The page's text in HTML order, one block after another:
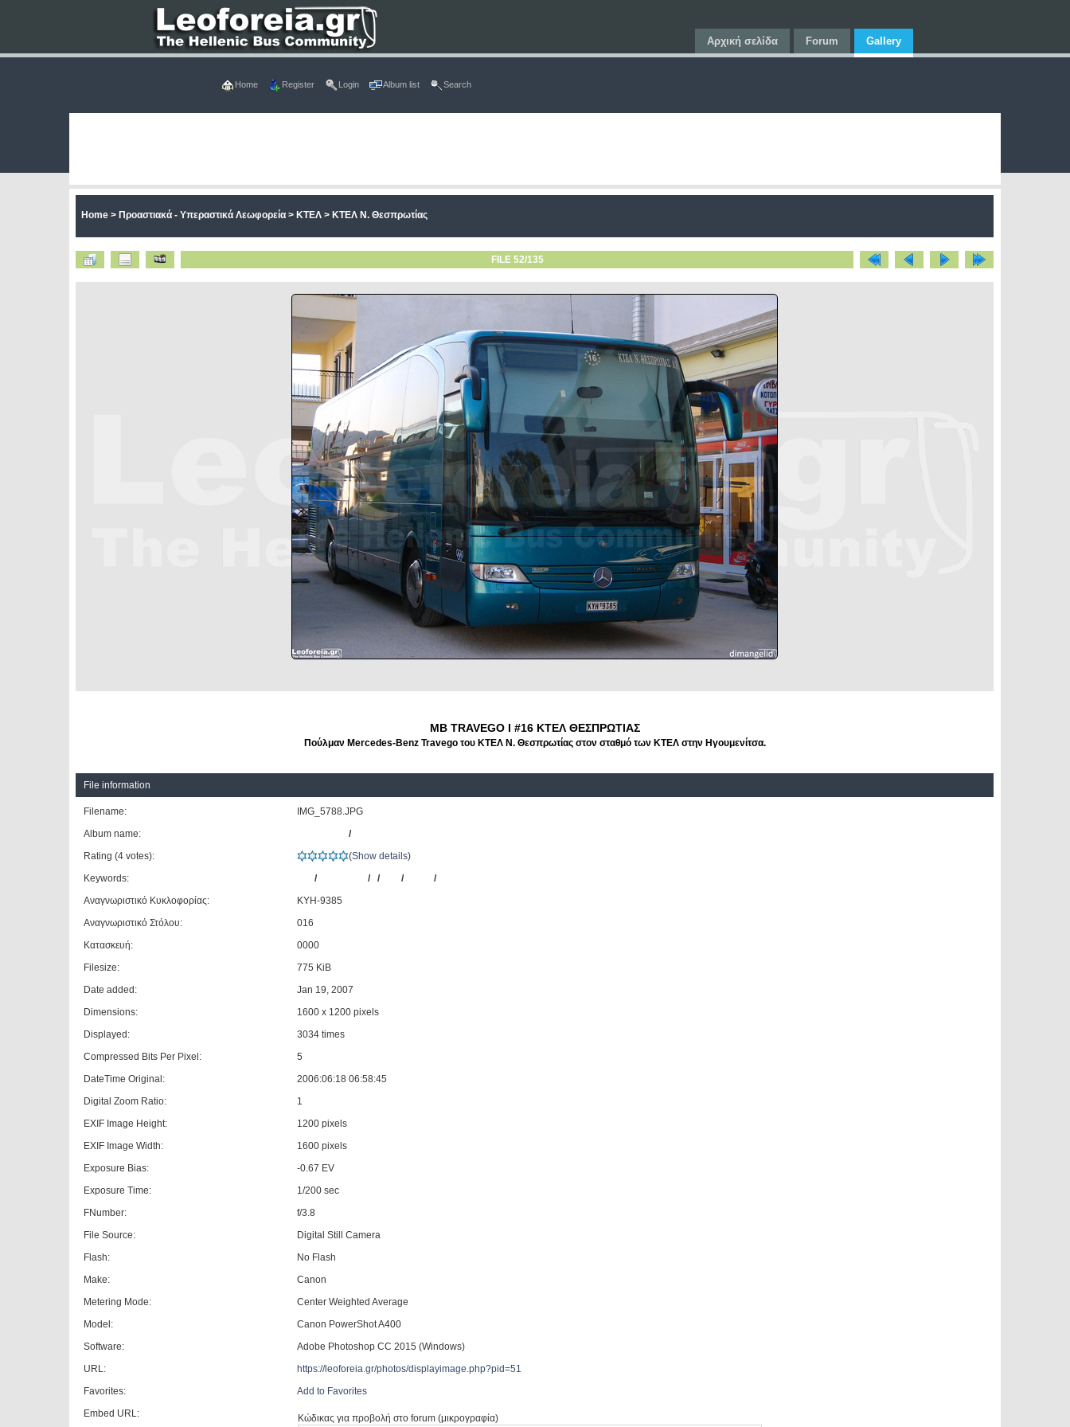
Αρχική σελίδα Forum Gallery
Home Register Login Album list Search
Home > Προαστιακά - Υπεραστικά Λεωφορεία > ΚΤΕΛ > ΚΤΕΛ Ν. Θεσπρωτίας
FILE 52/135
MB TRAVEGO I #16 ΚΤΕΛ ΘΕΣΠΡΩΤΙΑΣ
Πούλμαν Mercedes-Benz Travego του ΚΤΕΛ Ν. Θεσπρωτίας στον σταθμό των ΚΤΕΛ στην Ηγουμενίτσα.
File information
Filename:
IMG_5788.JPG
Album name:
/
Rating (4 votes):
(Show details)
Keywords:
/ / / / /
Αναγνωριστικό Κυκλοφορίας:
KYH-9385
Αναγνωριστικό Στόλου:
016
Κατασκευή:
0000
Filesize:
775 KiB
Date added:
Jan 19, 2007
Dimensions:
1600 x 1200 pixels
Displayed:
3034 times
Compressed Bits Per Pixel:
5
DateTime Original:
2006:06:18 06:58:45
Digital Zoom Ratio:
1
EXIF Image Height:
1200 pixels
EXIF Image Width:
1600 pixels
Exposure Bias:
-0.67 EV
Exposure Time:
1/200 sec
FNumber:
f/3.8
File Source:
Digital Still Camera
Flash:
No Flash
Make:
Canon
Metering Mode:
Center Weighted Average
Model:
Canon PowerShot A400
Software:
Adobe Photoshop CC 2015 (Windows)
URL:
https://leoforeia.gr/photos/displayimage.php?pid=51
Favorites:
Add to Favorites
Embed URL:
Κώδικας για προβολή στο forum (μικρογραφία)